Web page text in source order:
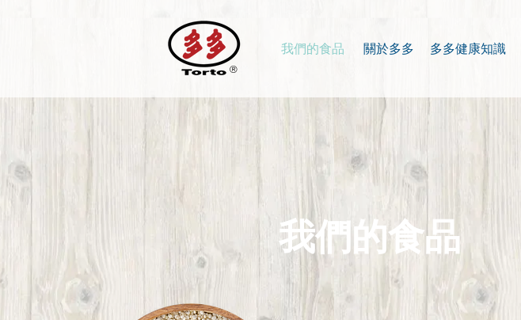
®
我們的食品 關於多多 多多健康知識
我們的食品